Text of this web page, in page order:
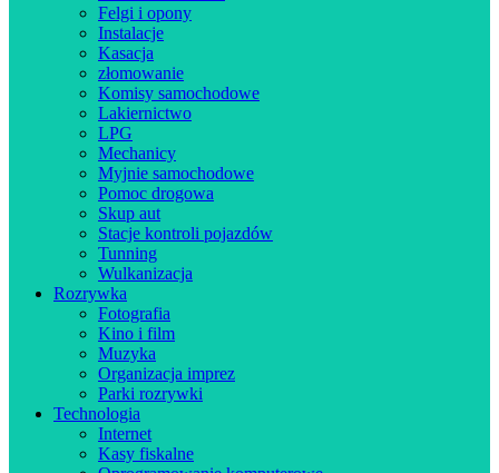
Felgi i opony
Instalacje
Kasacja
złomowanie
Komisy samochodowe
Lakiernictwo
LPG
Mechanicy
Myjnie samochodowe
Pomoc drogowa
Skup aut
Stacje kontroli pojazdów
Tunning
Wulkanizacja
Rozrywka
Fotografia
Kino i film
Muzyka
Organizacja imprez
Parki rozrywki
Technologia
Internet
Kasy fiskalne